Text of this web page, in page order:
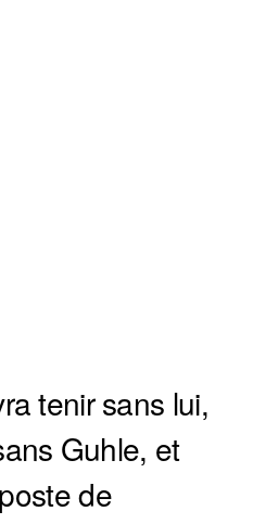
tenir sans lui,
Guhle, et
de